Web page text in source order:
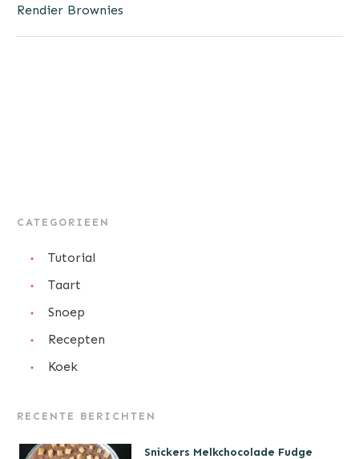
Rendier Brownies
CATEGORIEEN
Tutorial
Taart
Snoep
Recepten
Koek
RECENTE BERICHTEN
Snickers Melkchocolade Fudge